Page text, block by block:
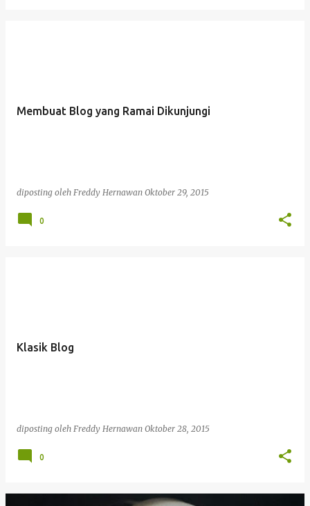
Membuat Blog yang Ramai Dikunjungi
diposting oleh Freddy Hernawan Oktober 29, 2015
0
Klasik Blog
diposting oleh Freddy Hernawan Oktober 28, 2015
0